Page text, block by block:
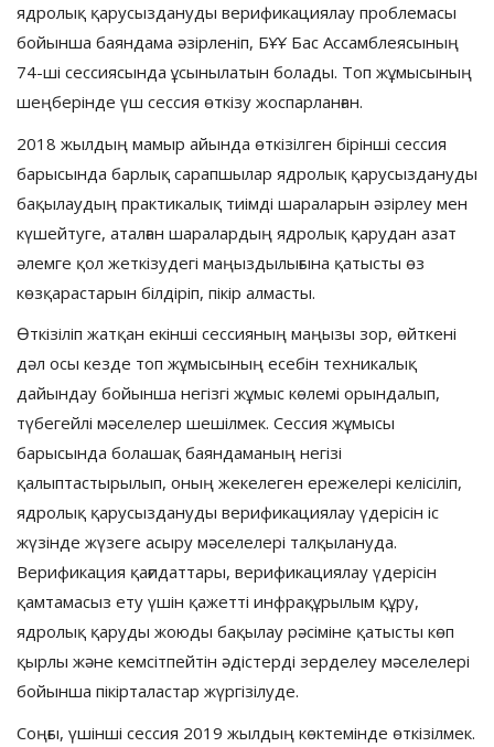
ядролық қарусыздануды верификациялау проблемасы
бойынша баяндама әзірленіп, БҰҰ Бас Ассамблеясының
74-ші сессиясында ұсынылатын болады. Топ жұмысының
шеңберінде үш сессия өткізу жоспарланған.
2018 жылдың мамыр айында өткізілген бірінші сессия
барысында барлық сарапшылар ядролық қарусыздануды
бақылаудың практикалық тиімді шараларын әзірлеу мен
күшейтуге, аталған шаралардың ядролық қарудан азат
әлемге қол жеткізудегі маңыздылығына қатысты өз
көзқарастарын білдіріп, пікір алмасты.
Өткізіліп жатқан екінші сессияның маңызы зор, өйткені
дәл осы кезде топ жұмысының есебін техникалық
дайындау бойынша негізгі жұмыс көлемі орындалып,
түбегейлі мәселелер шешілмек. Сессия жұмысы
барысында болашақ баяндаманың негізі
қалыптастырылып, оның жекелеген ережелері келісіліп,
ядролық қарусыздануды верификациялау үдерісін іс
жүзінде жүзеге асыру мәселелері талқылануда.
Верификация қағидаттары, верификациялау үдерісін
қамтамасыз ету үшін қажетті инфрақұрылым құру,
ядролық қаруды жоюды бақылау рәсіміне қатысты көп
қырлы және кемсітпейтін әдістерді зерделеу мәселелері
бойынша пікірталастар жүргізілуде.
Соңғы, үшінші сессия 2019 жылдың көктемінде өткізілмек.